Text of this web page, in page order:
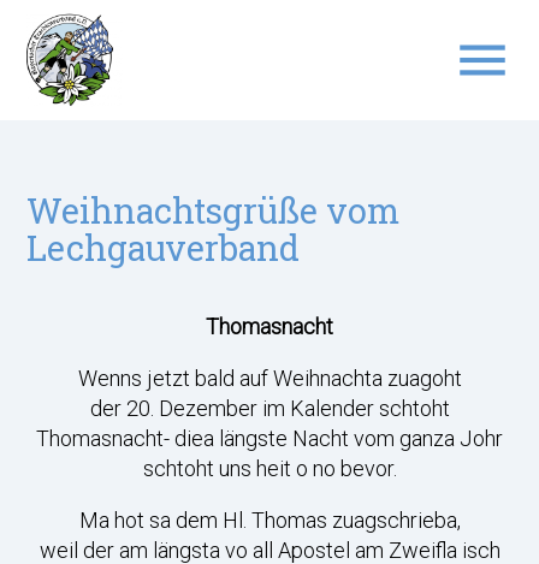
menu
Weihnachtsgrüße vom
Lechgauverband
Thomasnacht
Wenns jetzt bald auf Weihnachta zuagoht
der 20. Dezember im Kalender schtoht
Thomasnacht- diea längste Nacht vom ganza Johr
schtoht uns heit o no bevor.
Ma hot sa dem Hl. Thomas zuagschrieba,
weil der am längsta vo all Apostel am Zweifla isch